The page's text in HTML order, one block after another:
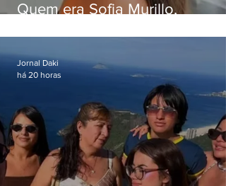
Quem era Sofia Murillo,
em queda de helicóptero no
Jornal Daki
há 20 horas